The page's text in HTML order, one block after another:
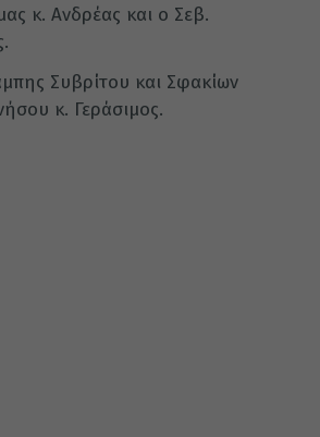
κ. Ανδρέας και ο Σεβ.
Συβρίτου και Σφακίων
κ. Γεράσιμος.